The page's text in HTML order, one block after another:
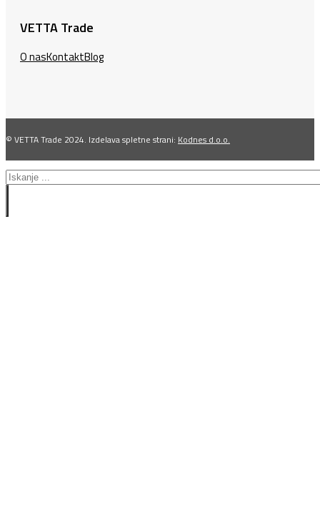
VETTA Trade
O nasKontaktBlog
© VETTA Trade 2024. Izdelava spletne strani: Kodnes d.o.o.
Search